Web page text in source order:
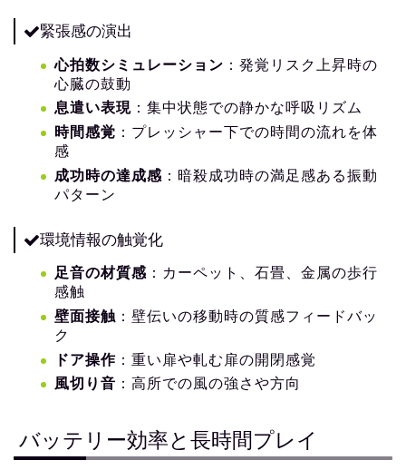
緊張感の演出
心拍数シミュレーション ：発覚リスク上昇時の
心臓の鼓動
息遣い表現 ：集中状態での静かな呼吸リズム
時間感覚 ：プレッシャー下での時間の流れを体
感
成功時の達成感 ：暗殺成功時の満足感ある振動
パターン
環境情報の触覚化
足音の材質感 ：カーペット、石畳、金属の歩行
感触
壁面接触 ：壁伝いの移動時の質感フィードバッ
ク
ドア操作 ：重い扉や軋む扉の開閉感覚
風切り音 ：高所での風の強さや方向
バッテリー効率と長時間プレイ